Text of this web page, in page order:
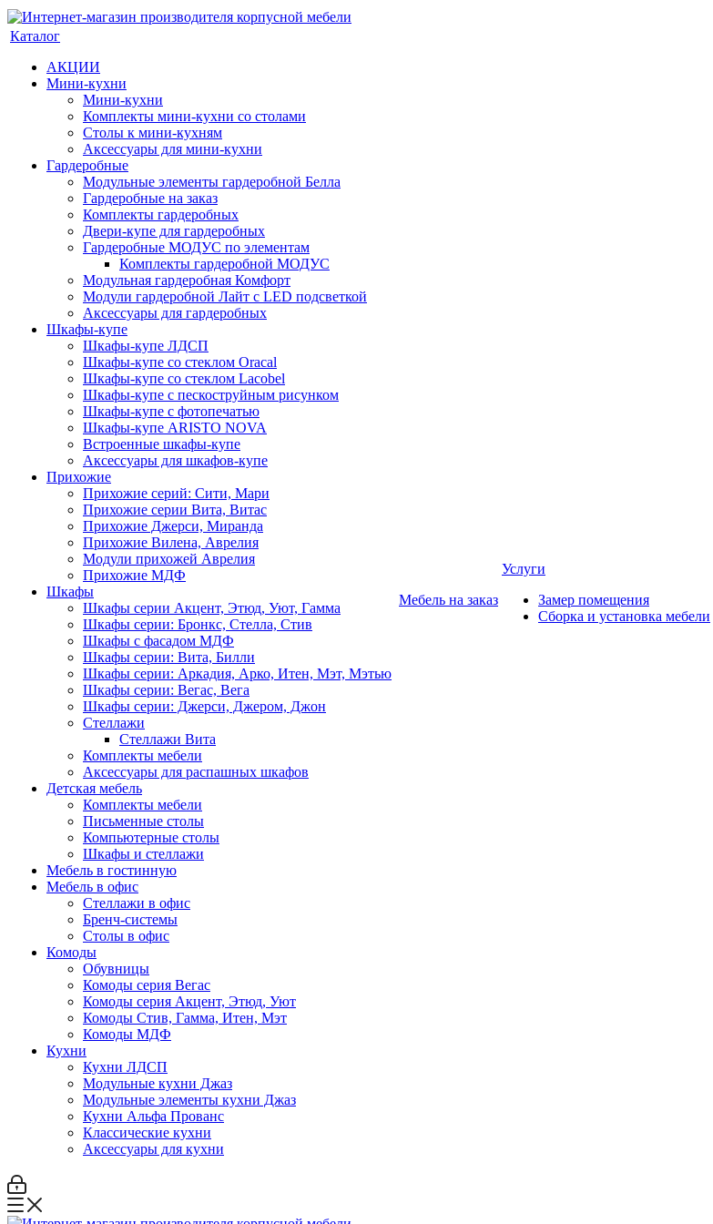
Каталог
АКЦИИ
Мини-кухни
Мини-кухни
Комплекты мини-кухни со столами
Столы к мини-кухням
Аксессуары для мини-кухни
Гардеробные
Модульные элементы гардеробной Белла
Гардеробные на заказ
Комплекты гардеробных
Двери-купе для гардеробных
Гардеробные МОДУС по элементам
Комплекты гардеробной МОДУС
Модульная гардеробная Комфорт
Модули гардеробной Лайт с LED подсветкой
Аксессуары для гардеробных
Шкафы-купе
Шкафы-купе ЛДСП
Шкафы-купе со стеклом Oracal
Шкафы-купе со стеклом Lacobel
Шкафы-купе с пескоструйным рисунком
Шкафы-купе с фотопечатью
Шкафы-купе ARISTO NOVA
Встроенные шкафы-купе
Аксессуары для шкафов-купе
Прихожие
Прихожие серий: Сити, Мари
Прихожие серии Вита, Витас
Прихожие Джерси, Миранда
Прихожие Вилена, Аврелия
Модули прихожей Аврелия
Прихожие МДФ
Шкафы
Шкафы серии Акцент, Этюд, Уют, Гамма
Шкафы серии: Бронкс, Стелла, Стив
Шкафы с фасадом МДФ
Шкафы серии: Вита, Билли
Шкафы серии: Аркадия, Арко, Итен, Мэт, Мэтью
Шкафы серии: Вегас, Вега
Шкафы серии: Джерси, Джером, Джон
Стеллажи
Стеллажи Вита
Комплекты мебели
Аксессуары для распашных шкафов
Детская мебель
Комплекты мебели
Письменные столы
Компьютерные столы
Шкафы и стеллажи
Мебель в гостинную
Мебель в офис
Стеллажи в офис
Бренч-системы
Столы в офис
Комоды
Обувницы
Комоды серия Вегас
Комоды серия Акцент, Этюд, Уют
Комоды Стив, Гамма, Итен, Мэт
Комоды МДФ
Кухни
Кухни ЛДСП
Модульные кухни Джаз
Модульные элементы кухни Джаз
Кухни Альфа Прованс
Классические кухни
Аксессуары для кухни
Мебель на заказ
Услуги
Замер помещения
Сборка и установка мебели